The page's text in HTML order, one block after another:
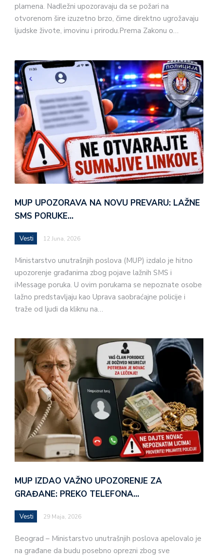
plamena. Nadležni upozoravaju da se požari na
otvorenom šire izuzetno brzo, čime direktno ugrožavaju
ljudske živote, imovinu i prirodu.Prema Zakonu o…
MUP UPOZORAVA NA NOVU PREVARU: LAŽNE
SMS PORUKE…
Vesti 12 Juna, 2026
Ministarstvo unutrašnjih poslova (MUP) izdalo je hitno
upozorenje građanima zbog pojave lažnih SMS i
iMessage poruka. U ovim porukama se nepoznate osobe
lažno predstavljaju kao Uprava saobraćajne policije i
traže od ljudi da kliknu na…
MUP IZDAO VAŽNO UPOZORENJE ZA
GRAĐANE: PREKO TELEFONA…
Vesti 29 Maja, 2026
Beograd – Ministarstvo unutrašnjih poslova apelovalo je
na građane da budu posebno oprezni zbog sve